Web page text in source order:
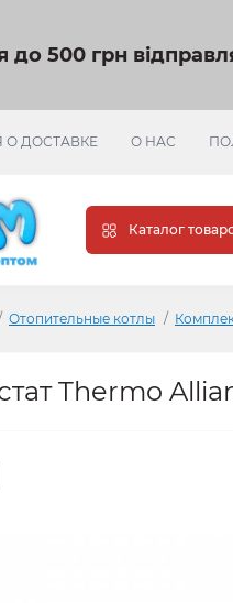
до 500 грн
ДОСТАВКЕ О НАС
Каталог
Отопительные котлы
Thermo